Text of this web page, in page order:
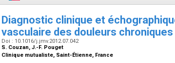
Diagnostic clinique et
vasculaire des douleurs
Doi : 10.1016/j.jmv.2012.07.042
S. Couzan, J.-F. Pouget
Clinique mutualiste, Saint-Étienne, France